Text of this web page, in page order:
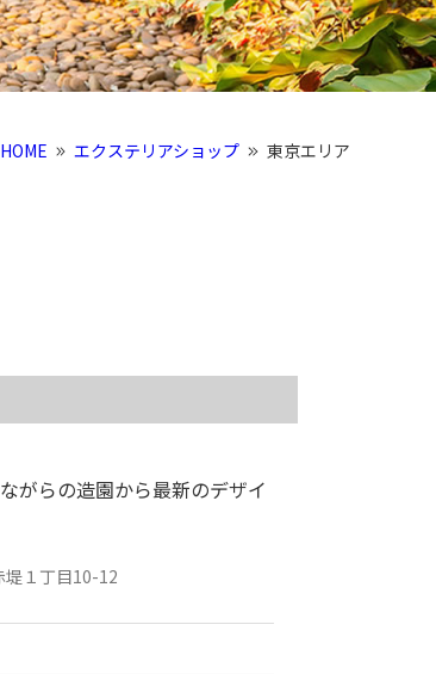
HOME エクステリアショップ 東京エリア
がらの造園から最新のデザイ
堤１丁目10-12